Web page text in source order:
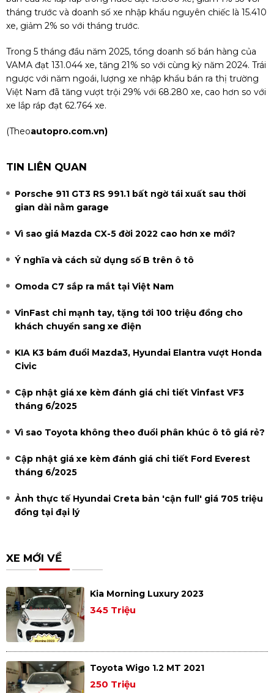
tháng trước và doanh số xe nhập khẩu nguyên chiếc là 15.410
xe, giảm 2% so với tháng trước.
Trong 5 tháng đầu năm 2025, tổng doanh số bán hàng của
VAMA đạt 131.044 xe, tăng 21% so với cùng kỳ năm 2024. Trái
ngược với năm ngoái, lượng xe nhập khẩu bán ra thị trường
Việt Nam đã tăng vượt trội 29% với 68.280 xe, cao hơn so với
xe lắp ráp đạt 62.764 xe.
(Theoautopro.com.vn)
TIN LIÊN QUAN
Porsche 911 GT3 RS 991.1 bất ngờ tái xuất sau thời
gian dài nằm garage
Vì sao giá Mazda CX-5 đời 2022 cao hơn xe mới?
Ý nghĩa và cách sử dụng số B trên ô tô
Omoda C7 sắp ra mắt tại Việt Nam
VinFast chi mạnh tay, tặng tới 100 triệu đồng cho
khách chuyển sang xe điện
KIA K3 bám đuổi Mazda3, Hyundai Elantra vượt Honda
Civic
Cập nhật giá xe kèm đánh giá chi tiết Vinfast VF3
tháng 6/2025
Vì sao Toyota không theo đuổi phân khúc ô tô giá rẻ?
Cập nhật giá xe kèm đánh giá chi tiết Ford Everest
tháng 6/2025
Ảnh thực tế Hyundai Creta bản 'cận full' giá 705 triệu
đồng tại đại lý
XE MỚI VỀ
Kia Morning Luxury 2023
345 Triệu
Toyota Wigo 1.2 MT 2021
250 Triệu